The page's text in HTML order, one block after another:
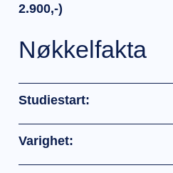
2.900,-)
Nøkkelfakta
Studiestart:
Varighet: